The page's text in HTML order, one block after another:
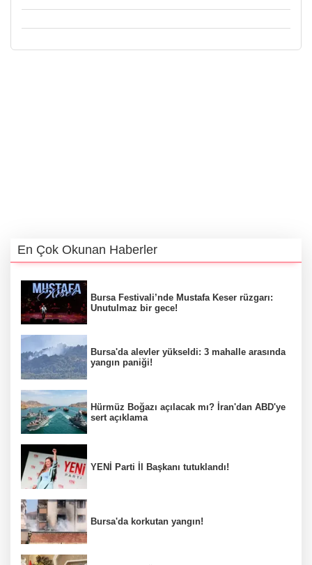
En Çok Okunan Haberler
Bursa Festivali’nde Mustafa Keser rüzgarı:
Unutulmaz bir gece!
Bursa'da alevler yükseldi: 3 mahalle arasında
yangın paniği!
Hürmüz Boğazı açılacak mı? İran'dan ABD'ye
sert açıklama
YENİ Parti İl Başkanı tutuklandı!
Bursa'da korkutan yangın!